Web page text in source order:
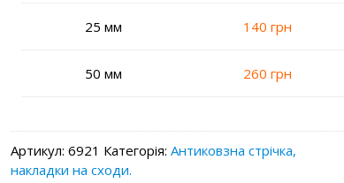
25 мм 140 грн
50 мм 260 грн
Артикул: 6921 Категорія: Антиковзна стрічка,
накладки на сходи.